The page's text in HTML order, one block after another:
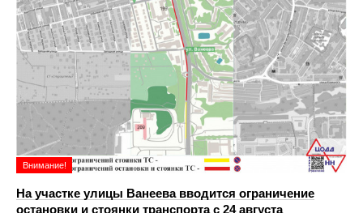
Внимание!
На участке улицы Ванеева вводится ограничение
остановки и стоянки транспорта с 24 августа